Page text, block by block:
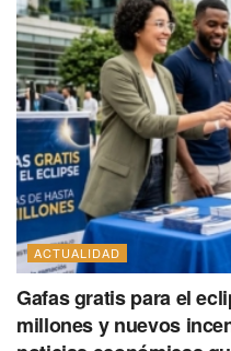
ACTUALIDAD
Gafas gratis para el
millones y nuevos